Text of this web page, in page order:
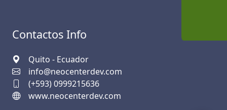
Contactos Info
Quito - Ecuador
info@neocenterdev.com
(+593) 0999215636
www.neocenterdev.com